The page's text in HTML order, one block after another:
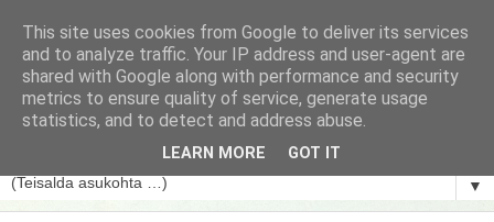
▼
This site uses cookies from Google to deliver its services
and to analyze traffic. Your IP address and user-agent are
shared with Google along with performance and security
metrics to ensure quality of service, generate usage
statistics, and to detect and address abuse.
LEARN MORE GOT IT